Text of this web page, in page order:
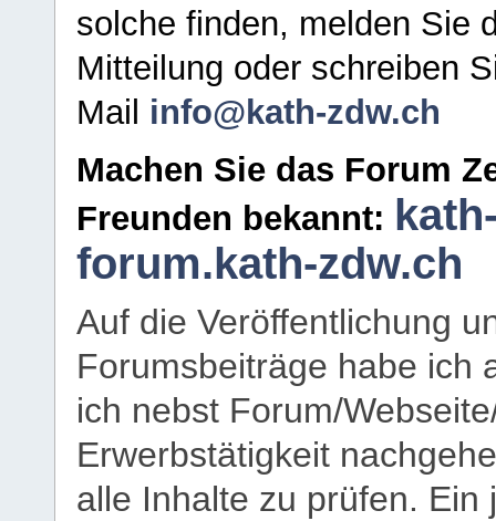
solche finden, melden Sie
Mitteilung oder schreiben
Mail info@kath-zdw.ch
Machen Sie das Forum
Freunden bekannt:
forum.kath-zdw.ch
Auf die Veröffentlichung
Forumsbeiträge habe ich
ich nebst Forum/
Erwerbstätigkeit
alle Inhalte zu prüfen.